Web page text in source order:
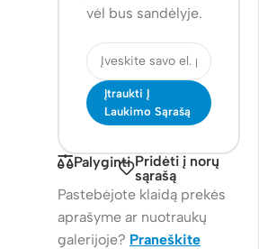
vėl bus sandėlyje.
Įtraukti Į
Laukimo Sąrašą
Palyginti Pridėti į norų
sąrašą
Pastebėjote klaidą prekės
aprašyme ar nuotraukų
galerijoje? Praneškite